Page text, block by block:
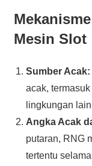
Mesin Slot
Sumber Acak:
acak,
lingkungan
Angka Acak
putaran, RNG
tertentu